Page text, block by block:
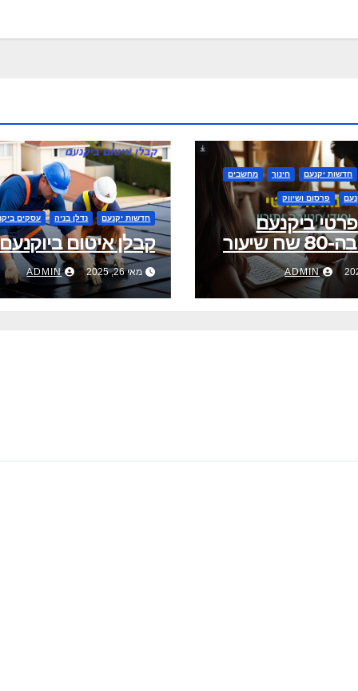
חדשות יקנעם חינוך מחשבים
פרסום ושיווק
ביקנעם
שיעור
ADMIN
חדשות יקנעם נדלן בניה עסקים
קבלן איטום
מאי 26, 2025 ADMIN